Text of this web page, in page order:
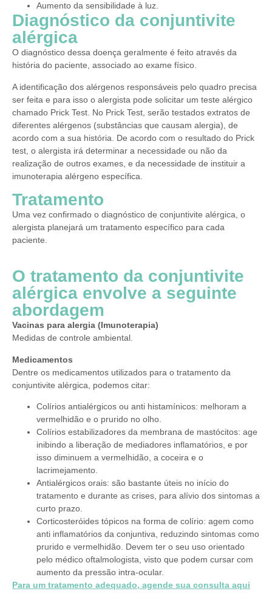
Aumento da sensibilidade à luz.
Diagnóstico da conjuntivite
alérgica
O diagnóstico dessa doença geralmente é feito através da
história do paciente, associado ao exame físico.
A identificação dos alérgenos responsáveis pelo quadro precisa
ser feita e para isso o alergista pode solicitar um teste alérgico
chamado Prick Test. No Prick Test, serão testados extratos de
diferentes alérgenos (substâncias que causam alergia), de
acordo com a sua história. De acordo com o resultado do Prick
test, o alergista irá determinar a necessidade ou não da
realização de outros exames, e da necessidade de instituir a
imunoterapia alérgeno específica.
Tratamento
Uma vez confirmado o diagnóstico de conjuntivite alérgica, o
alergista planejará um tratamento específico para cada
paciente.
O tratamento da conjuntivite
alérgica envolve a seguinte
abordagem
Vacinas para alergia (Imunoterapia)
Medidas de controle ambiental.
Medicamentos
Dentre os medicamentos utilizados para o tratamento da
conjuntivite alérgica, podemos citar:
Colírios antialérgicos ou anti histamínicos: melhoram a
vermelhidão e o prurido no olho.
Colírios estabilizadores da membrana de mastócitos: age
inibindo a liberação de mediadores inflamatórios, e por
isso diminuem a vermelhidão, a coceira e o
lacrimejamento.
Antialérgicos orais: são bastante úteis no início do
tratamento e durante as crises, para alívio dos sintomas a
curto prazo.
Corticosteróides tópicos na forma de colírio: agem como
anti inflamatórios da conjuntiva, reduzindo sintomas como
prurido e vermelhidão. Devem ter o seu uso orientado
pelo médico oftalmologista, visto que podem cursar com
aumento da pressão intra-ocular.
Para um tratamento adequado, agende sua consulta aqui